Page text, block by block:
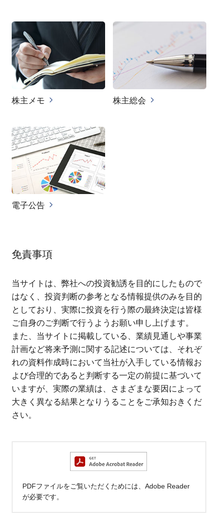
株主メモ 株主総会
電子公告
免責事項
当サイトは、弊社への投資勧誘を目的にしたもので
はなく、投資判断の参考となる情報提供のみを目的
としており、実際に投資を行う際の最終決定は皆様
ご自身のご判断で行うようお願い申し上げます。
また、当サイトに掲載している、業績見通しや事業
計画など将来予測に関する記述については、それぞ
れの資料作成時において当社が入手している情報お
よび合理的であると判断する一定の前提に基づいて
いますが、実際の業績は、さまざまな要因によって
大きく異なる結果となりうることをご承知おきくだ
さい。
PDFファイルをご覧いただくためには、Adobe Reader
が必要です。